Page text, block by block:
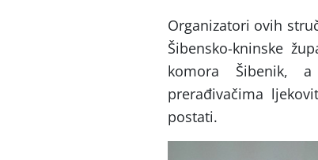
Organizatori ovih
Šibensko-kninske
komora Šibenik, a
prerađivačima
postati.